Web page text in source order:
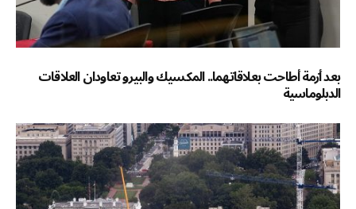
بعد أزمة أطاحت بعلاقاتهما.. المكسيك والبيرو تعاودان العلاقات
الدبلوماسية